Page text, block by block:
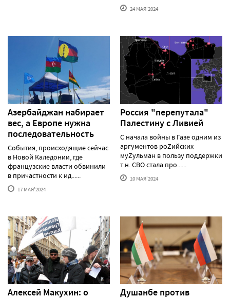
24 МАЯ'2024
Азербайджан набирает
вес, а Европе нужна
последовательность
События, происходящие сейчас
в Новой Каледонии, где
французские власти обвинили
в причастности к ид......
17 МАЯ'2024
Россия "перепутала"
Палестину с Ливией
С начала войны в Газе одним из
аргументов роZийских
муZульман в пользу поддержки
т.н. СВО стала про......
10 МАЯ'2024
Алексей Макуxин: о
Душанбе против